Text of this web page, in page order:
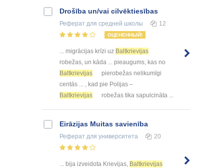
Drošība un/vai cilvēktiesības
Реферат для средней школы 12
ОЦЕНЕННЫЙ!
... migrācijas krīzi uz Baltkrievijas
robežas, un kāda ... pieaugums, kas no
Baltkrievijas
pierobežas nelikumīgi
centās ... , kad pie Polijas –
Baltkrievijas
robežas tika sapulcināta ...
Eirāzijas Muitas savienība
Реферат для университета 20
... bija izveidota Krievijas, Baltkrievijas